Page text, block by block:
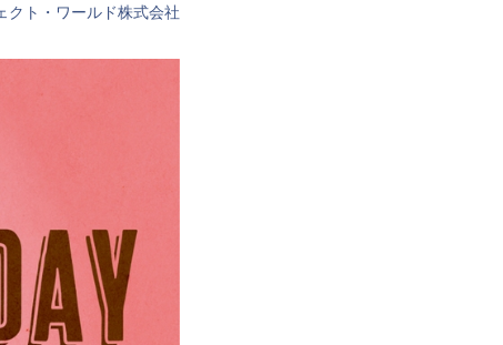
クト・ワールド株式会社